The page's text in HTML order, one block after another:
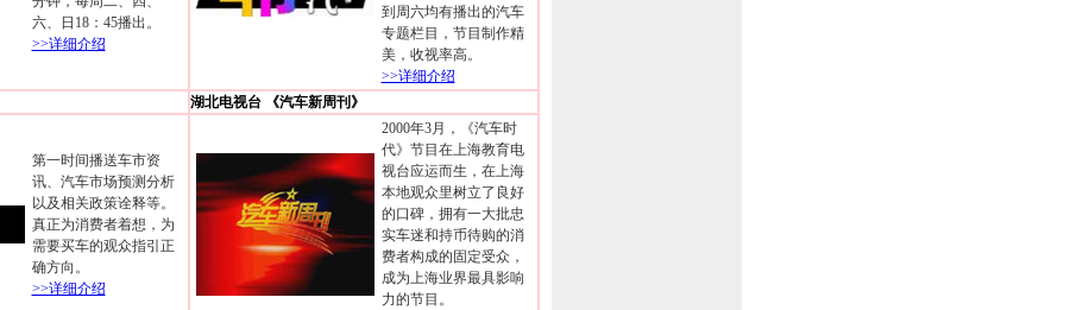
六、日18：45播出。
>>详细介绍
到周六均有播出的汽车
专题栏目，节目制作精
美，收视率高。
>>详细介绍
湖北电视台 《汽车新周刊》
第一时间播送车市资
讯、汽车市场预测分析
以及相关政策诠释等。
真正为消费者着想，为
需要买车的观众指引正
确方向。
>>详细介绍
2000年3月，《汽车时
代》节目在上海教育电
视台应运而生，在上海
本地观众里树立了良好
的口碑，拥有一大批忠
实车迷和持币待购的消
费者构成的固定受众，
成为上海业界最具影响
力的节目。